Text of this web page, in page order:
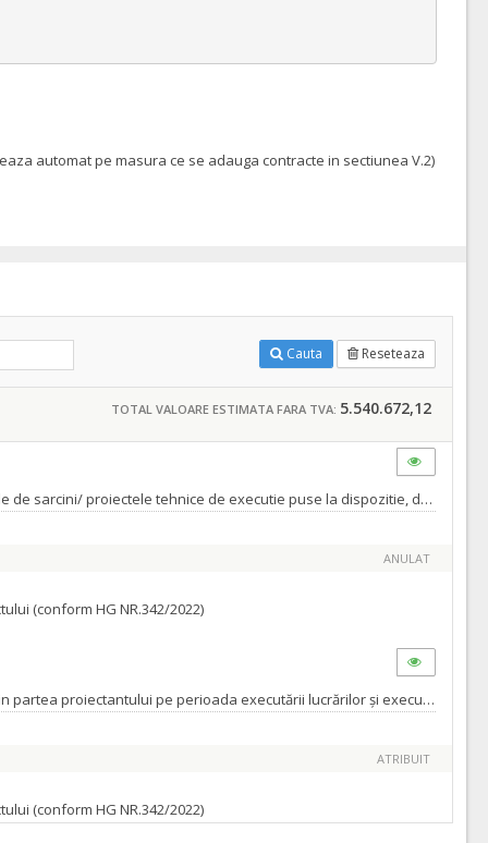
automat pe masura ce se adauga contracte in sectiunea V.2)
Cauta Reseteaza
TOTAL VALOARE ESTIMATA FARA TVA: 5.540.672,12
Lot 5 – Pod peste paraul Peta inclusiv legatura intre strada Radu Enescusi str Trotusului Tipurile de lucrari sunt cele descrise in caietele de sarcini/ proiectele tehnice de executie puse la dispozitie, dupa cum urmeaza: - Lucrari de drumuri - Canalizare pluviala - Iluminat public - pod Valoarea estimata : 1.661.450,47 lei fara tva, din care a) Valoare executie lucrari : 1.626.184,03 lei fara TVA, din care: - organizare de santier : 28.271,45 lei fara TVA b) Valoare proiectare : 35.266,44 lei fara TVA din care : - elaborare proiect PAC si PT ; 25.312,96 lei fara TVA - asistenta tehnica din partea proiectantului : 8.130,92 lei fara a) Cuantumul cheltuielilor “diverse si neprevazute” mentionate de proiectant in devizul general este de 166.145,05 lei fara TVA . Aceasta suma nu a fost inclusa in valoarea estimata si va putea fi accesata pe parcursul derularii contractului, daca vor fi indeplinite conditiile prevazute la art.221 din Legea 98/2016.
ANULAT
(conform HG NR.342/2022)
Elaborare proiect pentru autorizarea executării lucrărilor (PAC/DTAC), proiect tehnic pentru execuţia lucrărilor (PT), asistență tehnică din partea proiectantului pe perioada executării lucrărilor și execuție lucrări pentru obiectivul de investiții ” Modernizare strada GENERAL EREMIA GRIGORESCU” - Lot 3 Tipurile de lucrari sunt cele prezentate in caietul de sarcini/ proiectul tehnic de executie pus la dispozitie, dupa cum urmeaza: -Construcții și instalații -lucrări de drumuri -PODEȚE -canalizare pluvială Valoare estimata totala : 1.292.047,08 lei fara tva PROIECTARE : 31.615,12 lei fara tva elaborare proiect pentru autorizarea executării lucrărilor și proiect tehnic de execuţie: 25.312,96 lei fara tva proiect pentru autorizarea executării PAC: 7.500,00 lei fara tva proiect tehnic PT: 17.812,96 lei fara tva asistență tehnică din partea proiectantului: 6.302,16 lei fara tva Pe perioada de execuție a lucrărilor : 3.151,08 lei fara tva Pentru participarea proiectantului la fazele incluse în programul de control al lucrărilor de execuție, avizat de către Inspectoratul de Stat în Construcții: 3.151,08 lei fara tva EXECUȚIE LUCRARARI : 1.260.431,96 lei fara tva
ATRIBUIT
(conform HG NR.342/2022)